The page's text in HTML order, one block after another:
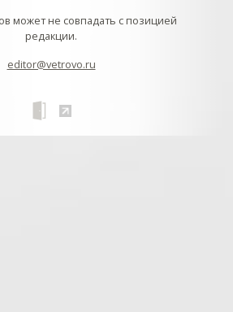
может не совпадать с позицией
редакции.
editor@vetrovo.ru